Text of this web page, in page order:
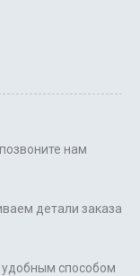
нам
детали заказа
способом